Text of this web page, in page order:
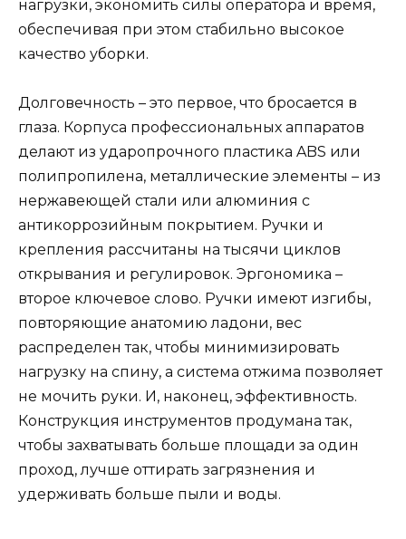
нагрузки, экономить силы оператора и время,
обеспечивая при этом стабильно высокое
качество уборки.
Долговечность – это первое, что бросается в
глаза. Корпуса профессиональных аппаратов
делают из ударопрочного пластика ABS или
полипропилена, металлические элементы – из
нержавеющей стали или алюминия с
антикоррозийным покрытием. Ручки и
крепления рассчитаны на тысячи циклов
открывания и регулировок. Эргономика –
второе ключевое слово. Ручки имеют изгибы,
повторяющие анатомию ладони, вес
распределен так, чтобы минимизировать
нагрузку на спину, а система отжима позволяет
не мочить руки. И, наконец, эффективность.
Конструкция инструментов продумана так,
чтобы захватывать больше площади за один
проход, лучше оттирать загрязнения и
удерживать больше пыли и воды.